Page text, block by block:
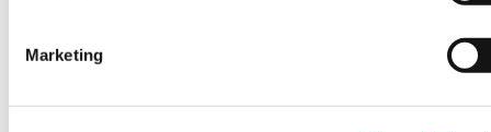
Marketing